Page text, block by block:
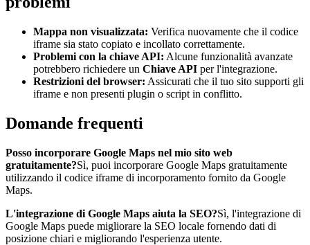
Mappa non visualizzata: Verifica nuovamente che il codice
iframe sia stato copiato e incollato correttamente.
Problemi con la chiave API: Alcune funzionalità avanzate
potrebbero richiedere un Chiave API per l'integrazione.
Restrizioni del browser: Assicurati che il tuo sito supporti gli
iframe e non presenti plugin o script in conflitto.
Domande frequenti
Posso incorporare Google Maps nel mio sito web
gratuitamente?Sì, puoi incorporare Google Maps gratuitamente
utilizzando il codice iframe di incorporamento fornito da Google
Maps.
L'integrazione di Google Maps aiuta la SEO?Sì, l'integrazione di
Google Maps puede migliorare la SEO locale fornendo dati di
posizione chiari e migliorando l'esperienza utente.